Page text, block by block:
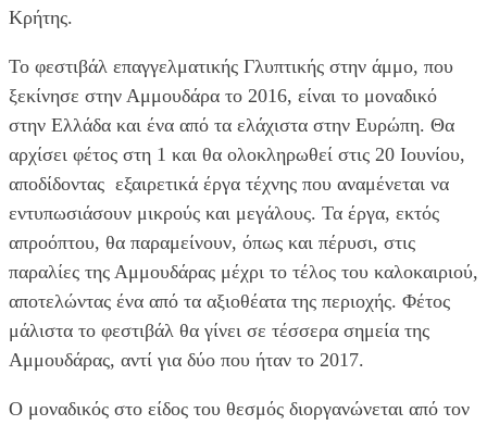
Κρήτης.
Το φεστιβάλ επαγγελματικής Γλυπτικής στην άμμο, που
ξεκίνησε στην Αμμουδάρα το 2016, είναι το μοναδικό
στην Ελλάδα και ένα από τα ελάχιστα στην Ευρώπη. Θα
αρχίσει φέτος στη 1 και θα ολοκληρωθεί στις 20 Ιουνίου,
αποδίδοντας εξαιρετικά έργα τέχνης που αναμένεται να
εντυπωσιάσουν μικρούς και μεγάλους. Τα έργα, εκτός
απροόπτου, θα παραμείνουν, όπως και πέρυσι, στις
παραλίες της Αμμουδάρας μέχρι το τέλος του καλοκαιριού,
αποτελώντας ένα από τα αξιοθέατα της περιοχής. Φέτος
μάλιστα το φεστιβάλ θα γίνει σε τέσσερα σημεία της
Αμμουδάρας, αντί για δύο που ήταν το 2017.
Ο μοναδικός στο είδος του θεσμός διοργανώνεται από τον